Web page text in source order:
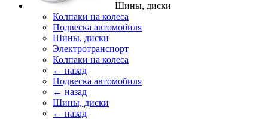
Шины, диски
Колпаки на колеса
Подвеска автомобиля
Шины, диски
Электротранспорт
Колпаки на колеса
← назад
Подвеска автомобиля
← назад
Шины, диски
← назад